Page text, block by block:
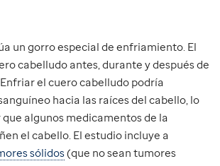
un gorro especial de enfriamiento. El
cabelludo antes, durante y después de
el cuero cabelludo podría
hacia las raíces del cabello, lo
algunos medicamentos de la
el cabello. El estudio incluye a
sólidos(que no sean tumores